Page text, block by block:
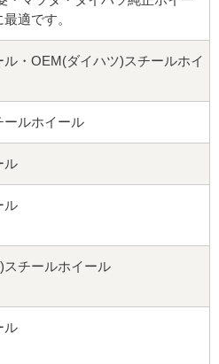
適です。
ル・OEM(ダイハツ)スチールホイ
ルホイール
ル
ル
チールホイール
ル